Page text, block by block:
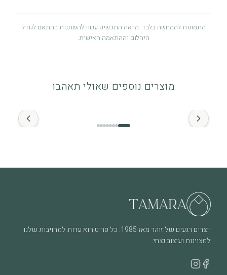
התמונות להמחשה בלבד. מראה התכשיט עשוי להשתנות בהתאם לגודל
היהלום וההתאמה האישית.
במדיניות האחריות.
התכשיט מיוצר מזהב איכותי (14K / 18K) ומשובץ ביהלומים טבעיים.
שימוש יומיומי עשוי לגרום לשחיקה טבעית לאורך זמן, וזה חלק
בבדיקה – אנחנו כאן.
מוצרים נוספים שאולי תאהבו
יוצרים רגעים של זוהר מאז 1985. כל פריט הוא עדות למחויבות שלנו
למצוינות ועיצוב נצחי.